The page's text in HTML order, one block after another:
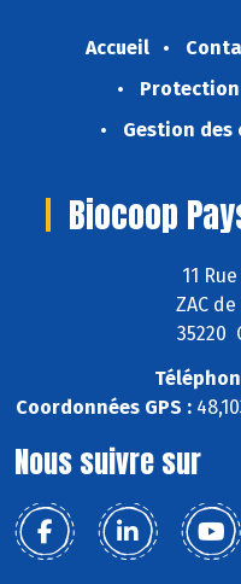
Accueil
Gestion des
Biocoop
11
ZAC
35220
Coordonnées GPS :
Nous suivre sur